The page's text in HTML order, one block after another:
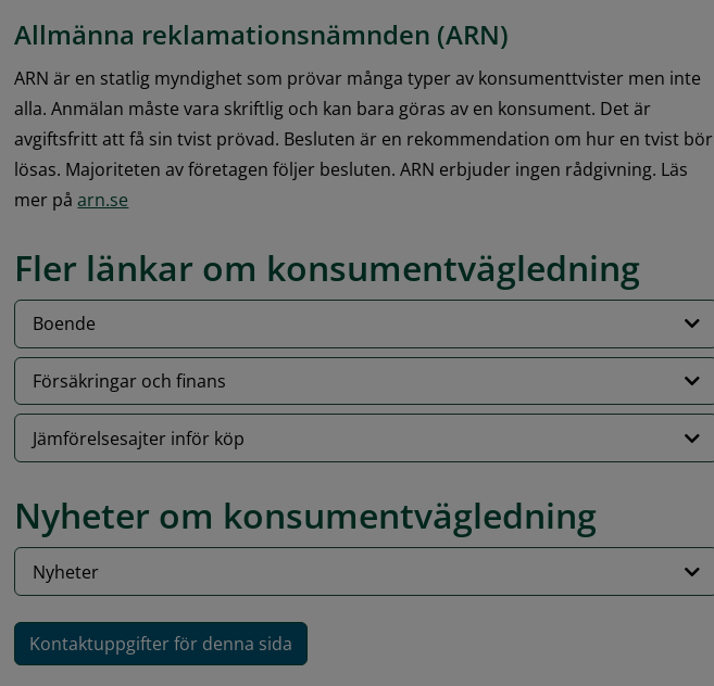
Allmänna reklamationsnämnden (ARN)
ARN är en statlig myndighet som prövar många typer av konsumenttvister men inte
alla. Anmälan måste vara skriftlig och kan bara göras av en konsument. Det är
avgiftsfritt att få sin tvist prövad. Besluten är en rekommendation om hur en tvist bör
lösas. Majoriteten av företagen följer besluten. ARN erbjuder ingen rådgivning. Läs
mer på arn.se
Fler länkar om konsumentvägledning
Boende
Försäkringar och finans
Jämförelsesajter inför köp
Nyheter om konsumentvägledning
Nyheter
Kontaktuppgifter för denna sida